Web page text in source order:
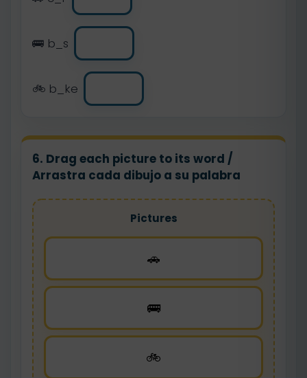
🚌 b_s
🚲 b_ke
6. Drag each picture to its word /
Arrastra cada dibujo a su palabra
Pictures
🚗
🚌
🚲